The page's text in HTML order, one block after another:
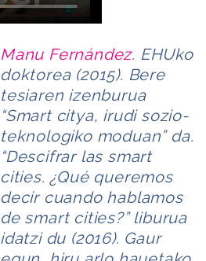
Manu Fernández. EHUko
doktorea (2015). Bere
tesiaren izenburua
“Smart citya, irudi sozio-
teknologiko moduan” da.
“Descifrar las smart
cities. ¿Qué queremos
decir cuando hablamos
de smart cities?” liburua
idatzi du (2016). Gaur